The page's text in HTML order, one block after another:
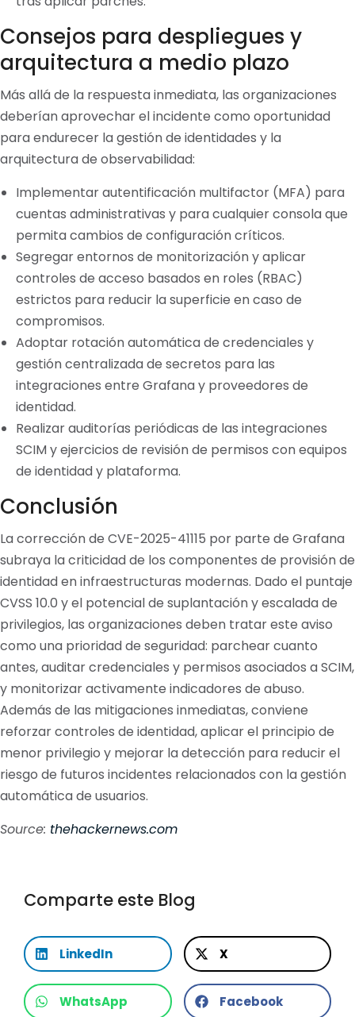
Consejos para despliegues y
arquitectura a medio plazo
Más allá de la respuesta inmediata, las organizaciones
deberían aprovechar el incidente como oportunidad
para endurecer la gestión de identidades y la
arquitectura de observabilidad:
Implementar autentificación multifactor (MFA) para
cuentas administrativas y para cualquier consola que
permita cambios de configuración críticos.
Segregar entornos de monitorización y aplicar
controles de acceso basados en roles (RBAC)
estrictos para reducir la superficie en caso de
compromisos.
Adoptar rotación automática de credenciales y
gestión centralizada de secretos para las
integraciones entre Grafana y proveedores de
identidad.
Realizar auditorías periódicas de las integraciones
SCIM y ejercicios de revisión de permisos con equipos
de identidad y plataforma.
Conclusión
La corrección de CVE-2025-41115 por parte de Grafana
subraya la criticidad de los componentes de provisión de
identidad en infraestructuras modernas. Dado el puntaje
CVSS 10.0 y el potencial de suplantación y escalada de
privilegios, las organizaciones deben tratar este aviso
como una prioridad de seguridad: parchear cuanto
antes, auditar credenciales y permisos asociados a SCIM,
y monitorizar activamente indicadores de abuso.
Además de las mitigaciones inmediatas, conviene
reforzar controles de identidad, aplicar el principio de
menor privilegio y mejorar la detección para reducir el
riesgo de futuros incidentes relacionados con la gestión
automática de usuarios.
Source: thehackernews.com
Comparte este Blog
LinkedIn X
WhatsApp Facebook